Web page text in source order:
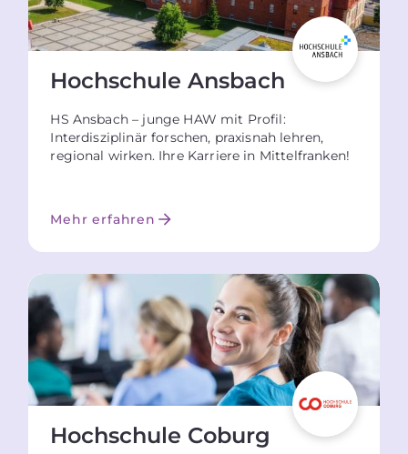
Hochschule Ansbach
HS Ansbach – junge HAW mit Profil:
Interdisziplinär forschen, praxisnah lehren,
regional wirken. Ihre Karriere in Mittelfranken!
Mehr erfahren
Hochschule Coburg